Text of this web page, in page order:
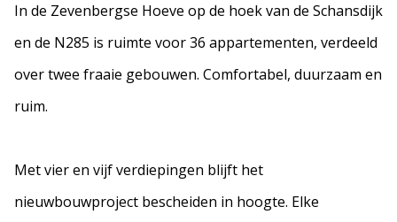
In de Zevenbergse Hoeve op de hoek van de Schansdijk
en de N285 is ruimte voor 36 appartementen, verdeeld
over twee fraaie gebouwen. Comfortabel, duurzaam en
ruim.
Met vier en vijf verdiepingen blijft het
nieuwbouwproject bescheiden in hoogte. Elke